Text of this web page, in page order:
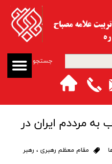
جستجو
علامه مصباح
به مرددم ایران در
مقام معظم رهبری ، رهبر